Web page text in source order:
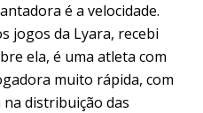
é a velocidade.
jogos da Lyara, recebi
ela, é uma atleta com
muito rápida, com
distribuição das